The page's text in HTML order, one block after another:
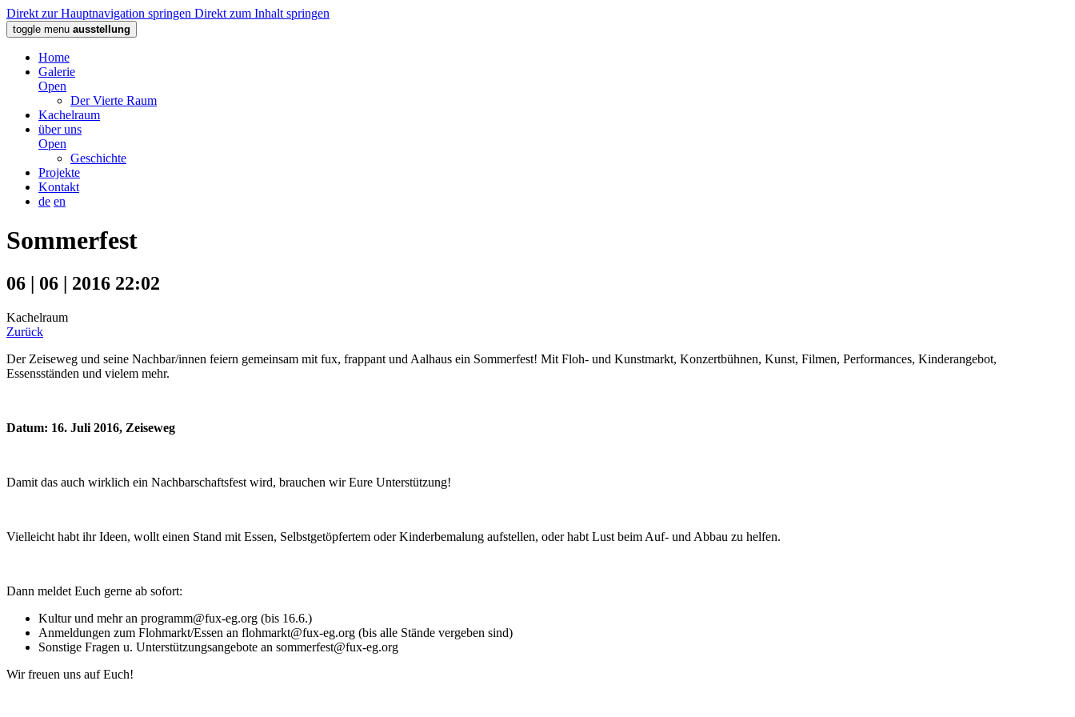
Direkt zur Hauptnavigation springen Direkt zum Inhalt springen
toggle menu ausstellung
Home
Galerie
Open
Der Vierte Raum
Kachelraum
über uns
Open
Geschichte
Projekte
Kontakt
de en
Sommerfest
06 | 06 | 2016 22:02
Kachelraum
Zurück
Der Zeiseweg und seine Nachbar/innen feiern gemeinsam mit fux, frappant und Aalhaus ein Sommerfest! Mit Floh- und Kunstmarkt, Konzertbühnen, Kunst, Filmen, Performances, Kinderangebot,
Essensständen und vielem mehr.
Datum: 16. Juli 2016, Zeiseweg
Damit das auch wirklich ein Nachbarschaftsfest wird, brauchen wir Eure Unterstützung!
Vielleicht habt ihr Ideen, wollt einen Stand mit Essen, Selbstgetöpfertem oder Kinderbemalung aufstellen, oder habt Lust beim Auf- und Abbau zu helfen.
Dann meldet Euch gerne ab sofort:
Kultur und mehr an programm@fux-eg.org (bis 16.6.)
Anmeldungen zum Flohmarkt/Essen an flohmarkt@fux-eg.org (bis alle Stände vergeben sind)
Sonstige Fragen u. Unterstützungsangebote an sommerfest@fux-eg.org
Wir freuen uns auf Euch!